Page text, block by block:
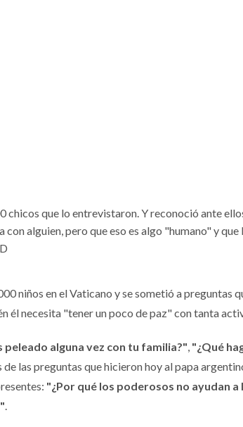
chicos que lo entrevistaron. Y reconoció ante
alguien, pero que eso es algo "humano" y que
niños en el Vaticano y se sometió a preguntas
él necesita "tener un poco de paz" con tanta
peleado alguna vez con tu familia?" "¿Qué
de las preguntas que hicieron hoy al papa
"¿Por qué los poderosos no ayudan a